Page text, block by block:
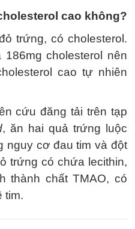
cao không?
trứng, có cholesterol.
cholesterol nên
cao tự nhiên
cứu đăng tải trên tạp
, ăn hai quả trứng luộc
nguy cơ đau tim và đột
trứng có chứa lecithin,
thành chất TMAO, có
tim.